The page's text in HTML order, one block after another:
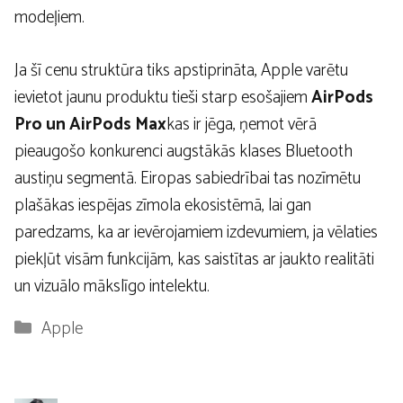
modeļiem.
Ja šī cenu struktūra tiks apstiprināta, Apple varētu
ievietot jaunu produktu tieši starp esošajiemAirPods
Pro un AirPods Maxkas ir jēga, ņemot vērā
pieaugošo konkurenci augstākās klases Bluetooth
austiņu segmentā. Eiropas sabiedrībai tas nozīmētu
plašākas iespējas zīmola ekosistēmā, lai gan
paredzams, ka ar ievērojamiem izdevumiem, ja vēlaties
piekļūt visām funkcijām, kas saistītas ar jaukto realitāti
un vizuālo mākslīgo intelektu.
Kategorijas
Apple